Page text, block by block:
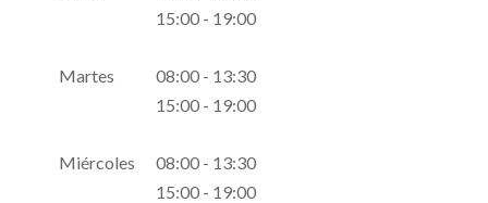
15:00 - 19:00
Martes
08:00 - 13:30
15:00 - 19:00
Miércoles
08:00 - 13:30
15:00 - 19:00